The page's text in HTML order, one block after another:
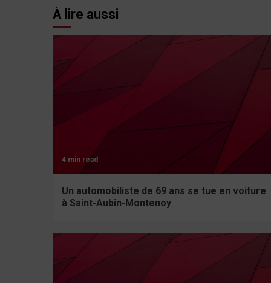
À lire aussi
4 min read
Un automobiliste de 69 ans se tue en voiture
à Saint-Aubin-Montenoy